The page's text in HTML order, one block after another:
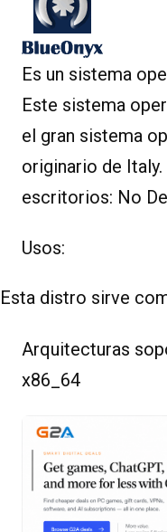
Es un sistema
Este sistema
el gran sistema
originario de
escritorios: No
Usos:
Esta distro sirve
Arquitecturas
x86_64